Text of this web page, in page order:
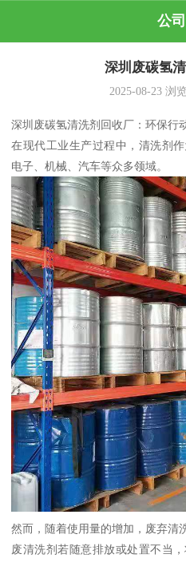
公
深圳废碳氢
2025-08-23浏览
深圳废碳氢清洗剂回收厂：环保行
在现代工业生产过程中，清洗剂
电子、机械、汽车等众多领域。
然而，随着使用量的增加，废弃清
废清洗剂若随意排放或处置不当